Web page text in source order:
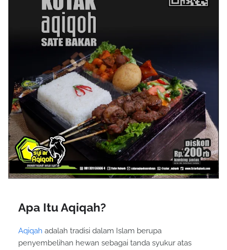
Apa Itu Aqiqah?
Aqiqah adalah tradisi dalam Islam berupa
penyembelihan hewan sebagai tanda syukur atas